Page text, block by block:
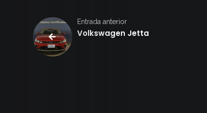
Entrada anterior
Volkswagen Jetta